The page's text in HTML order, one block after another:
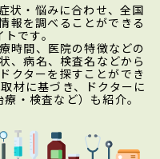
状・悩みに合わせ、全国
報を調べることができる
です。
時間、医院の特徴などの
、病名、検査名などから
クターを探すことができ
材に基づき、ドクターに
・検査など）も紹介。